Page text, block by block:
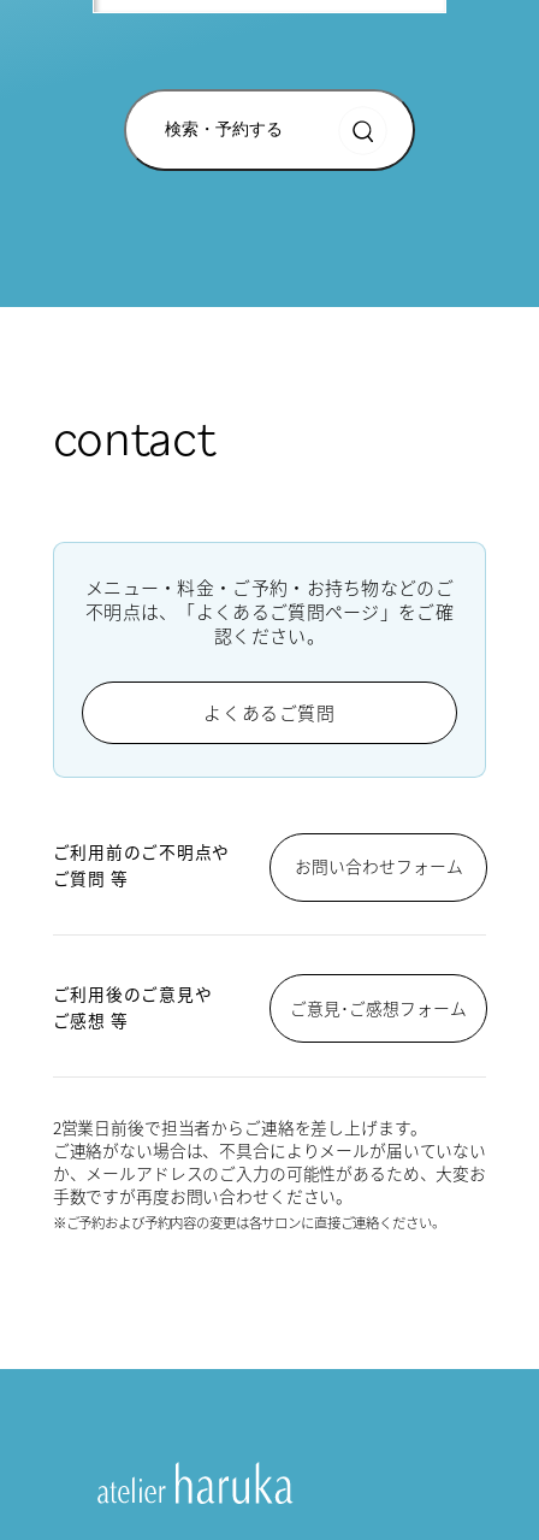
検索・予約する
contact
メニュー・料金・ご予約・お持ち物などのご
不明点は、「よくあるご質問ページ」をご確
認ください。
よくあるご質問
ご利用前のご不明点や
ご質問 等
お問い合わせフォーム
ご利用後のご意見や
ご感想 等
ご意見･ご感想フォーム
2営業日前後で担当者からご連絡を差し上げます。
ご連絡がない場合は、不具合によりメールが届いていない
か、メールアドレスのご入力の可能性があるため、大変お
手数ですが再度お問い合わせください。
※ご予約および予約内容の変更は各サロンに直接ご連絡ください。